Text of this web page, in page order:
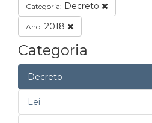
Categoria: Decreto
Ano: 2018
Categoria
Decreto
Lei